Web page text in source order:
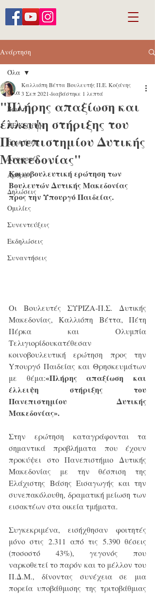
Ανάρτηση
Όλα
Βουλή
ΠΕ Κοζάνης
Ερωτήσεις
Αναφορές
Άρθρα
Δηλώσεις
Ομιλίες
Συνεντεύξεις
Εκδηλώσεις
Συναντήσεις
Όλα
"Πλήρης απαξίωση και
έλλειψη στήριξης του
Πανεπιστημίου Δυτικής
Μακεδονίας"
Καλλιόπη Βέττα Βουλευτής Π.Ε. Κοζάνης
3 Σεπ 2021 διαβάστηκε 1 λεπτά
Κοινοβουλευτική ερώτηση των
Βουλευτών Δυτικής Μακεδονίας
προς την Υπουργό Παιδείας.
Οι Bουλευτές ΣΥΡΙΖΑ-Π.Σ. Δυτικής
Μακεδονίας, Καλλιόπη Βέττα, Πέτη
Πέρκα και Ολυμπία
Τελιγιορίδουκατέθεσαν
κοινοβουλευτική ερώτηση προς την
Yπουργό Παιδείας και Θρησκευμάτων
με θέμα:«Πλήρης απαξίωση και
έλλειψη στήριξης του
Πανεπιστημίου Δυτικής
Μακεδονίας».
Στην ερώτηση καταγράφονται τα
σημαντικά προβλήματα που έχουν
προκύψει στο Πανεπιστήμιο Δυτικής
Μακεδονίας με την θέσπιση της
Ελάχιστης Βάσης Εισαγωγής και την
συνεπακόλουθη, δραματική μείωση των
εισακτέων στα οικεία τμήματα.
Συγκεκριμένα, εισήχθησαν φοιτητές
μόνο στις 2.311 από τις 5.390 θέσεις
(ποσοστό 43%), γεγονός που
ναρκοθετεί το παρόν και το μέλλον του
Π.Δ.Μ., δίνοντας συνέχεια σε μια
πορεία υποβάθμισης της τριτοβάθμιας